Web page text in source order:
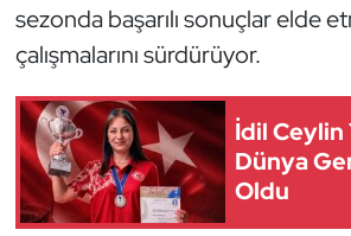
sezonda başarılı sonuçlar elde
çalışmalarını sürdürüyor.
İdil Ceylin
Dünya
Oldu
Motor Sporları
Okçuluk
Optimist